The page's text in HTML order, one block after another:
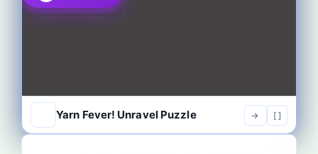
Yarn Fever! Unravel Puzzle -> [ ]